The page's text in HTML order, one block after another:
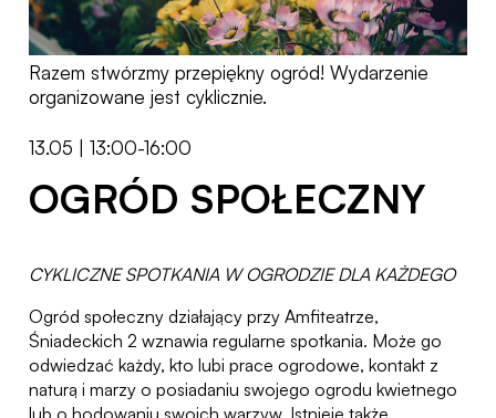
Razem stwórzmy przepiękny ogród! Wydarzenie
organizowane jest cyklicznie.
13.05 | 13:00-16:00
OGRÓD SPOŁECZNY
CYKLICZNE SPOTKANIA W OGRODZIE DLA KAŻDEGO
Ogród społeczny działający przy Amfiteatrze,
Śniadeckich 2 wznawia regularne spotkania. Może go
odwiedzać każdy, kto lubi prace ogrodowe, kontakt z
naturą i marzy o posiadaniu swojego ogrodu kwietnego
lub o hodowaniu swoich warzyw. Istnieje także